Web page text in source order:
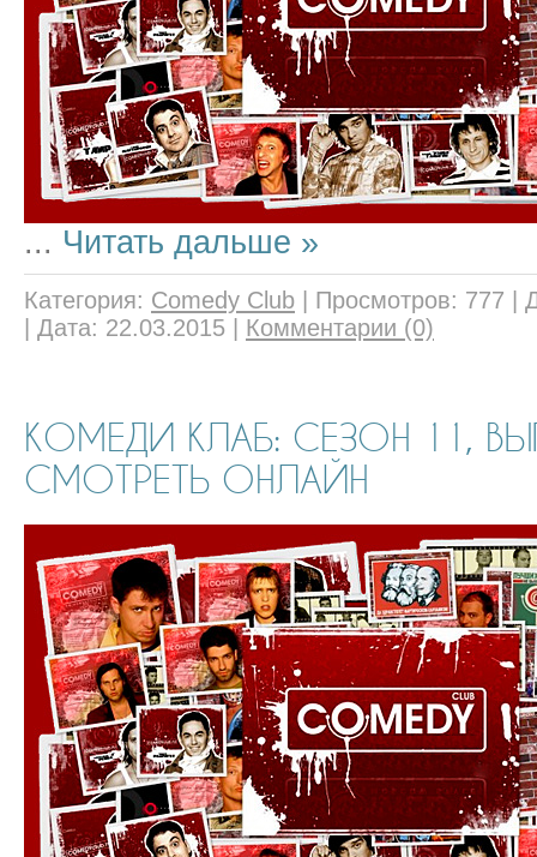
... Читать дальше »
Категория: Comedy Club Просмотров: 777
Дата: 22.03.2015 Комментарии (0)
КОМЕДИ КЛАБ: СЕЗОН 11,
СМОТРЕТЬ ОНЛАЙН